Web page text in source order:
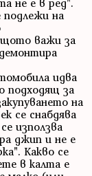
не е в ред".
подлежи на
важи за
идва
подходящ за
на
се снабдява
използва
джип и не е
Какво се
в калта е